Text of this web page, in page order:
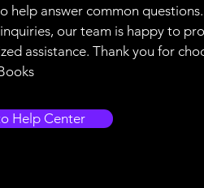
help answer common
our team is happy to
assistance. Thank you for
Help Center